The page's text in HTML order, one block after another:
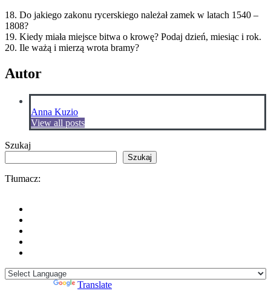
18. Do jakiego zakonu rycerskiego należał zamek w latach 1540 –
1808?
19. Kiedy miała miejsce bitwa o krowę? Podaj dzień, miesiąc i rok.
20. Ile ważą i mierzą wrota bramy?
Autor
Anna Kuzio
View all posts
Szukaj
Szukaj
Tłumacz:
Translate